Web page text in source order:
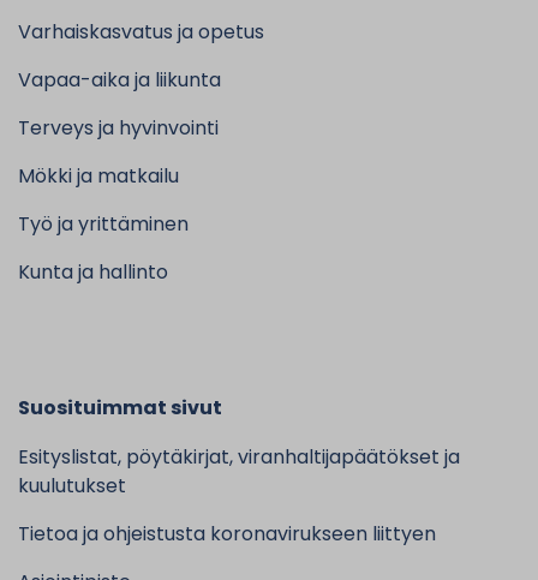
Varhaiskasvatus ja opetus
Vapaa-aika ja liikunta
Terveys ja hyvinvointi
Mökki ja matkailu
Työ ja yrittäminen
Kunta ja hallinto
Suosituimmat sivut
Esityslistat, pöytäkirjat, viranhaltijapäätökset ja
kuulutukset
Tietoa ja ohjeistusta koronavirukseen liittyen